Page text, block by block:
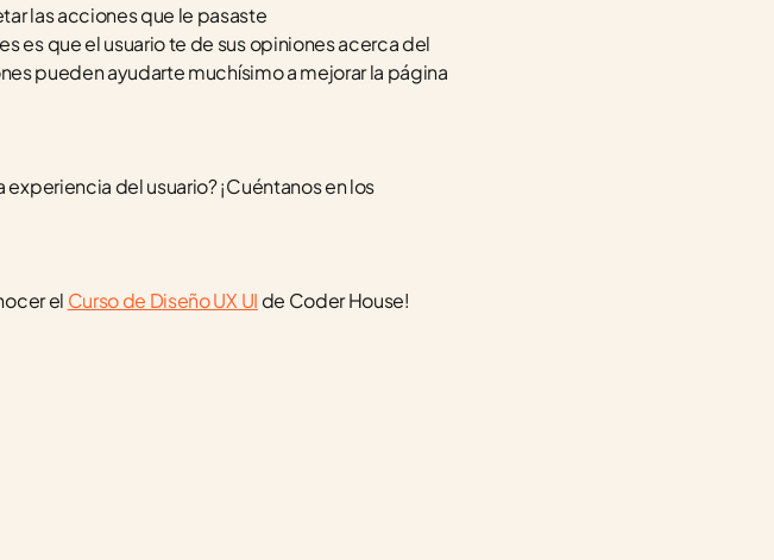
las acciones que le pasaste
es que el usuario te de sus opiniones acerca del
pueden ayudarte muchísimo a mejorar la página
del usuario? ¡Cuéntanos en los
el Curso de Diseño UX UI de Coder House!